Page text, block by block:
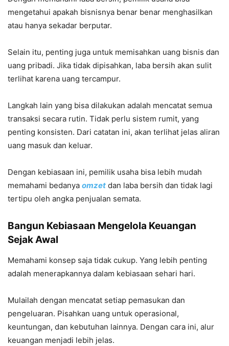
mengetahui apakah bisnisnya benar benar menghasilkan
atau hanya sekadar berputar.
Selain itu, penting juga untuk memisahkan uang bisnis dan
uang pribadi. Jika tidak dipisahkan, laba bersih akan sulit
terlihat karena uang tercampur.
Langkah lain yang bisa dilakukan adalah mencatat semua
transaksi secara rutin. Tidak perlu sistem rumit, yang
penting konsisten. Dari catatan ini, akan terlihat jelas aliran
uang masuk dan keluar.
Dengan kebiasaan ini, pemilik usaha bisa lebih mudah
memahami bedanya omzet dan laba bersih dan tidak lagi
tertipu oleh angka penjualan semata.
Bangun Kebiasaan Mengelola Keuangan
Sejak Awal
Memahami konsep saja tidak cukup. Yang lebih penting
adalah menerapkannya dalam kebiasaan sehari hari.
Mulailah dengan mencatat setiap pemasukan dan
pengeluaran. Pisahkan uang untuk operasional,
keuntungan, dan kebutuhan lainnya. Dengan cara ini, alur
keuangan menjadi lebih jelas.